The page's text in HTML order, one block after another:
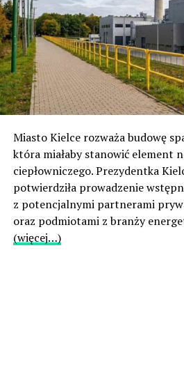
Miasto Kielce rozważa budowę
która miałaby stanowić element
ciepłowniczego. Prezydentka
potwierdziła prowadzenie
z potencjalnymi partnerami
oraz podmiotami z branży
(więcej…)